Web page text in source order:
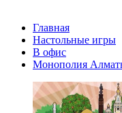
Главная
Настольные игры
В офис
Монополия